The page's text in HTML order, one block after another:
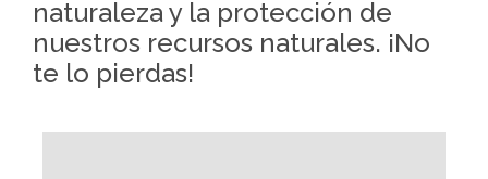
naturaleza y la protección de
nuestros recursos naturales. ¡No
te lo pierdas!